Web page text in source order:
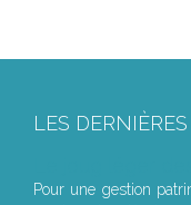
LES
Pour une gestion